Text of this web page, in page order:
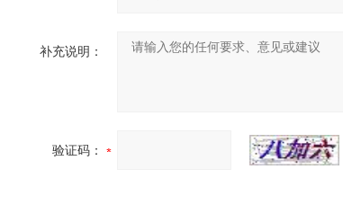
补充说明：
验证码：